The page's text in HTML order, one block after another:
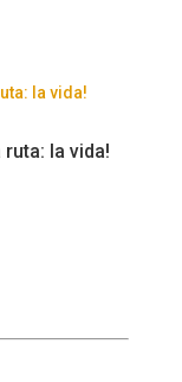
la vida!